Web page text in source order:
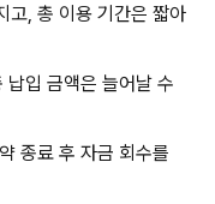
고, 총 이용 기간은 짧아
납입 금액은 늘어날 수
종료 후 자금 회수를